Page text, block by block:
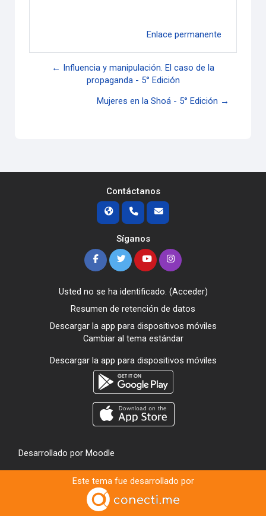
Enlace permanente
← Influencia y manipulación. El caso de la
propaganda - 5° Edición
Mujeres en la Shoá - 5° Edición →
Contáctanos
Síganos
Usted no se ha identificado. (Acceder)
Resumen de retención de datos
Descargar la app para dispositivos móviles
Cambiar al tema estándar
Descargar la app para dispositivos móviles
Desarrollado por Moodle
Este tema fue desarrollado por